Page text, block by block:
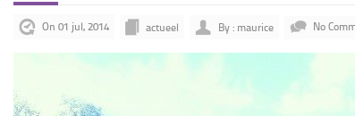
On 01 jul, 2014 actueel By : maurice No